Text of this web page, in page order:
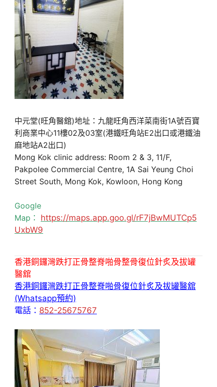
中元堂(旺角醫舘)地址：九龍旺角西洋菜南街1A號百寶
利商業中心11樓02及03室(港鐵旺角站E2出口或港鐵油
麻地站A2出口)
Mong Kok clinic address: Room 2 & 3, 11/F,
Pakpolee Commercial Centre, 1A Sai Yeung Choi
Street South, Mong Kok, Kowloon, Hong Kong
Google
Map： https://maps.app.goo.gl/rF7jBwMUTCp5
UxbW9
香港銅鑼灣跌打正骨整脊啪骨整骨復位針炙及拔罐
醫舘
香港銅鑼灣跌打正骨整脊啪骨復位針炙及拔罐醫舘
(Whatsapp預約)
電話： 852-25675767